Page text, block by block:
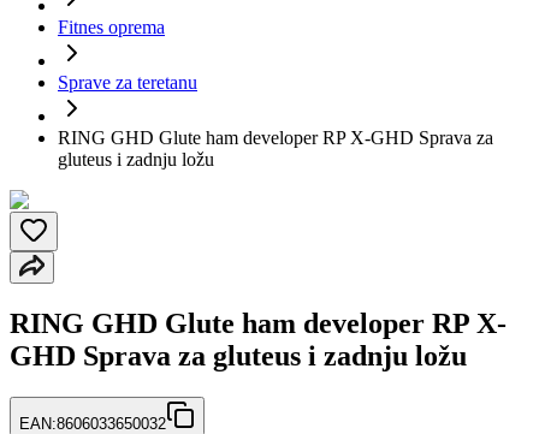
Fitnes oprema
Sprave za teretanu
RING GHD Glute ham developer RP X-GHD Sprava za
gluteus i zadnju ložu
RING GHD Glute ham developer RP X-
GHD Sprava za gluteus i zadnju ložu
EAN:8606033650032